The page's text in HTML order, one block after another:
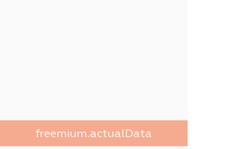
freemium.actualData